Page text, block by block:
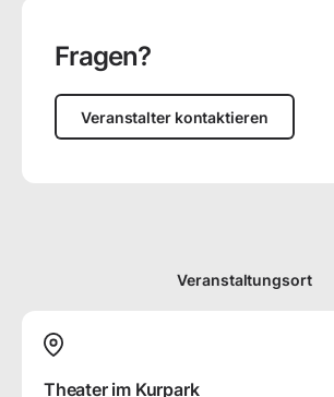
Fragen?
Veranstalter kontaktieren
Veranstaltungsort
Theater im Kurpark